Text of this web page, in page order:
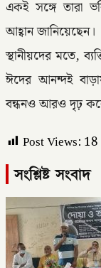
একই সঙ্গে তারা
আহ্বান জানিয়েছেন।
স্থানীয়দের মতে,
ঈদের আনন্দই
বন্ধনও আরও দৃঢ়
Post Views: 18
সংশ্লিষ্ট সংবাদ